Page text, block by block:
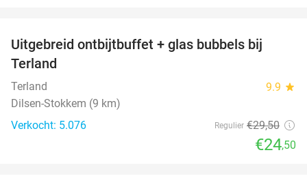
Uitgebreid ontbijtbuffet + glas bubbels bij
Terland
Terland 9.9 star
Dilsen-Stokkem (9 km)
Verkocht: 5.076
Regulier €29,50
€24,50